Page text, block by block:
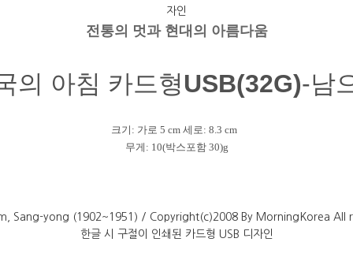
전통의 멋과 현대의 아름다움
의 아침 카드형USB(32G)-남
크기: 가로 5 cm 세로: 8.3 cm
무게: 10(박스포함 30)g